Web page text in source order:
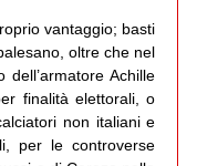
vantaggio; basti
oltre che nel
Achille
finalità elettorali, o
non italiani e
per le controverse